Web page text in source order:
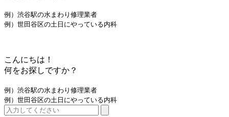
例）渋谷駅の水まわり修理業者
例）世田谷区の土日にやっている内科
こんにちは！
何をお探しですか？
例）渋谷駅の水まわり修理業者
例）世田谷区の土日にやっている内科